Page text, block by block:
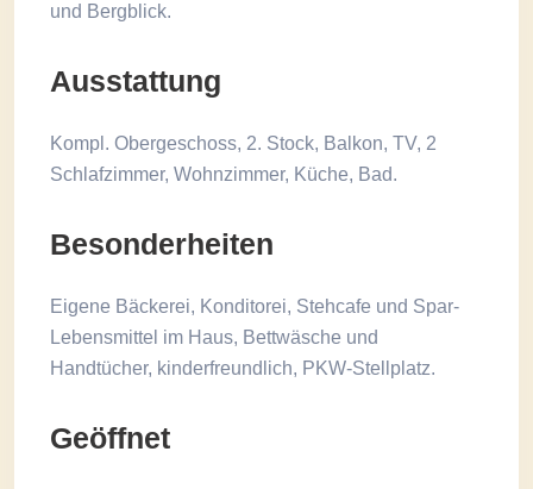
und Bergblick.
Ausstattung
Kompl. Obergeschoss, 2. Stock, Balkon, TV, 2
Schlafzimmer, Wohnzimmer, Küche, Bad.
Besonderheiten
Eigene Bäckerei, Konditorei, Stehcafe und Spar-
Lebensmittel im Haus, Bettwäsche und
Handtücher, kinderfreundlich, PKW-Stellplatz.
Geöffnet